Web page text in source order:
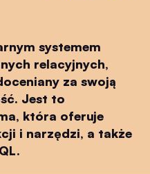
systemem
relacyjnych,
za swoją
Jest to
która oferuje
i narzędzi, a także